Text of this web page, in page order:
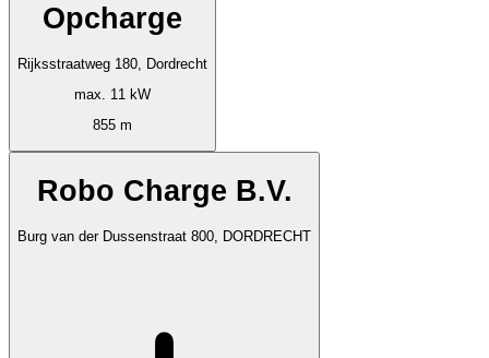
Opcharge
Rijksstraatweg 180, Dordrecht
max. 11 kW
855 m
Robo Charge B.V.
Burg van der Dussenstraat 800, DORDRECHT